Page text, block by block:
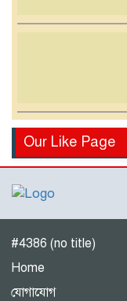
হোসেনের পুত্র
Our Like Page
#4386 (no title)
Home
যোগাযোগ